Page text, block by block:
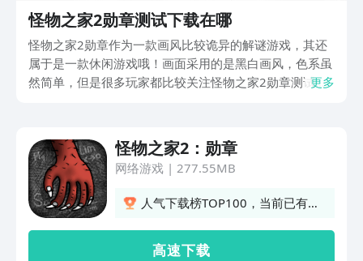
怪物之家2勋章测试下载在哪
怪物之家2勋章作为一款画风比较诡异的解谜游戏，其还
属于是一款休闲游戏哦！画面采用的是黑白画风，色系虽
然简单，但是很多玩家都比较关注怪物之家2勋章测试下
玩性极高，接下来就做一个更详细的了解，看看到底怎么
做才可以体验到这款游戏吧！
更多
怪物之家2：勋章
网络游戏| 277.55MB
人气下载榜TOP100，当前已有
高 速 下 载